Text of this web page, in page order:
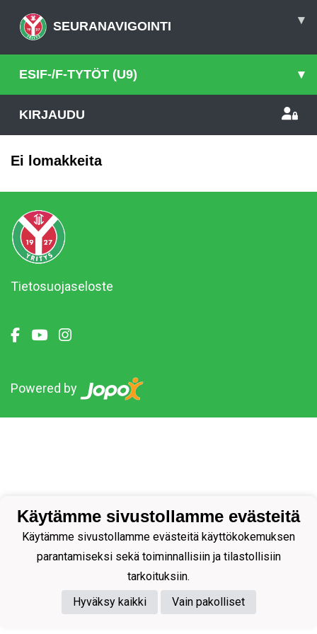
SEURANAVIGOINTI ▾
ESIF-/F-TYTÖT (U9) ▾
KIRJAUDU
Ei lomakkeita
Tietosuojaseloste
Powered by
Käytämme sivustollamme evästeitä
Käytämme sivustollamme evästeitä käyttökokemuksen
parantamiseksi sekä toiminnallisiin ja tilastollisiin
tarkoituksiin.
Hyväksy kaikki
Vain pakolliset